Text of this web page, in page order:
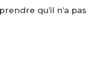
qu’il n’a pas